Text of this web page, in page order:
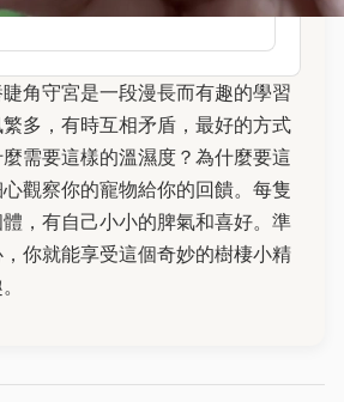
角守宮是一段漫長而有趣的學習
多，有時互相矛盾，最好的方式
需要這樣的溫濕度？為什麼要這
觀察你的寵物給你的回饋。每隻
，有自己小小的脾氣和喜好。準
你就能享受這個奇妙的樹棲小精